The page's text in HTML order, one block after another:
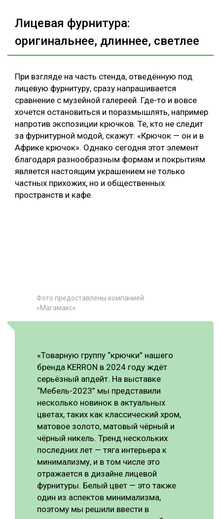
Лицевая фурнитура:
оригинальнее, длиннее, светлее
При взгляде на часть стенда, отведённую под
лицевую фурнитуру, сразу напрашивается
сравнение с музейной галереей. Где-то и вовсе
хочется остановиться и поразмышлять, например
напротив экспозиции крючков. Те, кто не следит
за фурнитурной модой, скажут: «Крючок — он и в
Африке крючок». Однако сегодня этот элемент
благодаря разнообразным формам и покрытиям
является настоящим украшением не только
частных прихожих, но и общественных
пространств и кафе.
Фото предоставлены компанией
«Магамакс»
«Товарную группу “крючки” нашего
бренда KERRON в 2024 году ждёт
серьёзный апдейт. На выставке
“Мебель-2023” мы представили
несколько новинок в актуальных
цветах, таких как классический хром,
матовое золото, матовый чёрный и
чёрный никель. Тренд нескольких
последних лет — тяга интерьера к
минимализму, и в том числе это
отражается в дизайне лицевой
фурнитуры. Белый цвет — это также
один из аспектов минимализма,
поэтому мы решили ввести в